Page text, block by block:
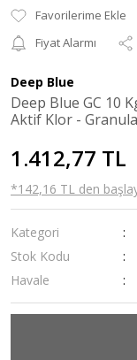
Fiyat Alarmı
Deep Blue
Deep Blue GC 10
Aktif Klor -
1.412,77 TL
*142,16 TL den
Kategori
Stok Kodu
Havale